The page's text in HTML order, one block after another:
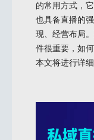
的常用方式，
也具备直播的
现、经营布局
件很重要，如
本文将进行详细